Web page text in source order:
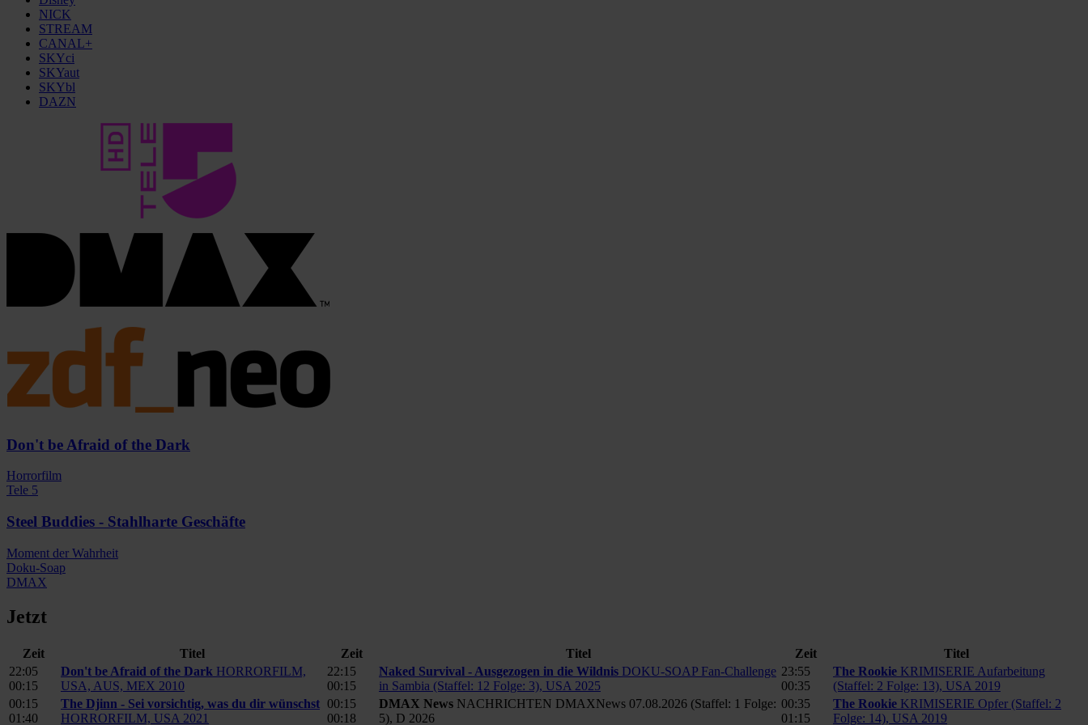
NICK
STREAM
CANAL+
SKYci
SKYaut
SKYbl
DAZN
Don't be Afraid of the Dark
Horrorfilm
Tele 5
Steel Buddies - Stahlharte Geschäfte
Moment der Wahrheit
Doku-Soap
DMAX
Jetzt
Zeit Titel Zeit Titel Zeit
Titel
22:05
00:15
Don't be Afraid of the Dark HORRORFILM,
USA, AUS, MEX 2010
22:15
00:15
Naked Survival - Ausgezogen in die Wildnis DOKU-SOAP Fan-Challenge
in Sambia (Staffel: 12 Folge: 3), USA 2025
23:55
00:35
The Rookie KRIMISERIE Aufarbeitung
(Staffel: 2 Folge: 13), USA 2019
00:15
01:40
The Djinn - Sei vorsichtig, was du dir wünschst
HORRORFILM, USA 2021
00:15
00:18
DMAX News NACHRICHTEN DMAXNews 07.08.2026 (Staffel: 1 Folge:
5), D 2026
00:35
01:15
The Rookie KRIMISERIE Opfer (Staffel: 2
Folge: 14), USA 2019